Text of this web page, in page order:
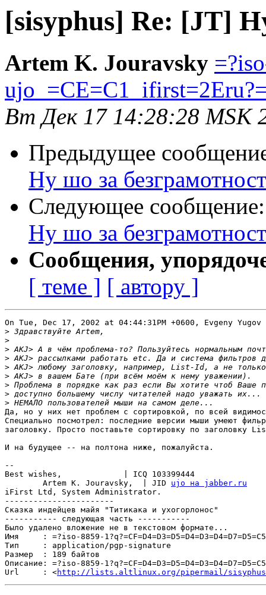
[sisyphus] Re: [JT]
Artem K. Jouravsky
Вт Дек 17 14:28:28 MSK
Предыдущее
Ну шо за
Следующее
Ну шо за
Сообщения,
[ теме ] [ автору ]
On Tue, Dec 17, 2002 at 04:44:31PM +0600, Evgeny
>
>
>
>
>
>
>
>
>
Да, но у них нет проблем с сортировкой, по всей
Специально посмотрел: последние версии мыши умеют
заголовку. Просто поставьте сортировку по заголовку
И на будущее -- на полтона ниже, пожалуйста.
--
Best wishes,             | ICQ 103399444
	Artem K. Jouravsky,  | JID
ujo на jabber.ru
iFirst Ltd, System Administrator.
-----------------------
Сказка индейцев майя "Титикака и ухогорлонос"
----------- следующая часть -----------
Было удалено вложение не в текстовом формате...
Имя     : =?iso-8859-
Тип     : application/pgp-signature
Размер  : 189 байтов
Описание: =?iso-8859-
Url     : <http://lists.altlinux.org/pipermail/sisyphus/